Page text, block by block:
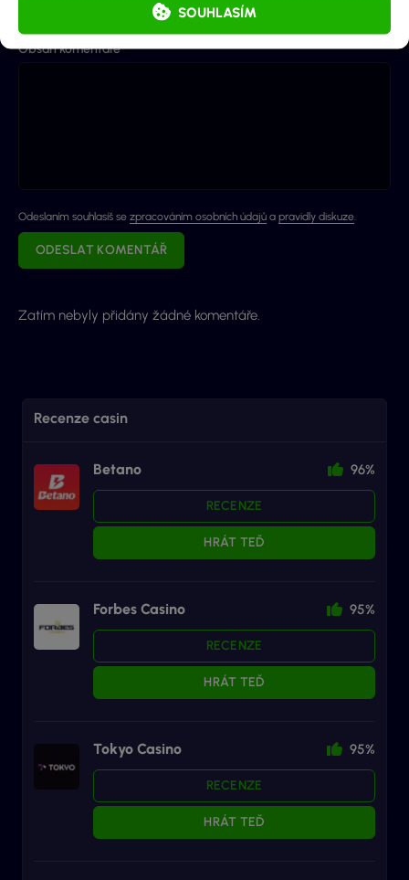
SOUHLASÍM
Obsah komentáře
Odeslaním souhlasíš se zpracováním osobních údajů a pravidly diskuze.
ODESLAT KOMENTÁŘ
Zatím nebyly přidány žádné komentáře.
Recenze casin
Betano 96%
RECENZE
HRÁT TEĎ
Forbes Casino 95%
RECENZE
HRÁT TEĎ
Tokyo Casino 95%
RECENZE
HRÁT TEĎ